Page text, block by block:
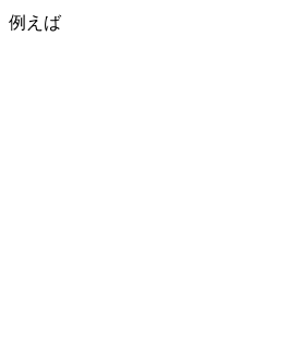
例えば